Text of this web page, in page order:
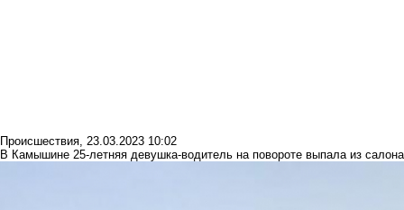
Происшествия, 23.03.2023 10:02
В Камышине 25-летняя девушка-водитель на повороте выпала из